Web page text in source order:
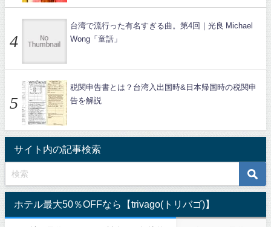
台湾で流行った有名すぎる曲。第4回｜光良 Michael
Wong「童話」
税関申告書とは？台湾入出国時&日本帰国時の税関申
告を解説
サイト内の記事検索
ホテル最大50％OFFなら【trivago(トリバゴ)】